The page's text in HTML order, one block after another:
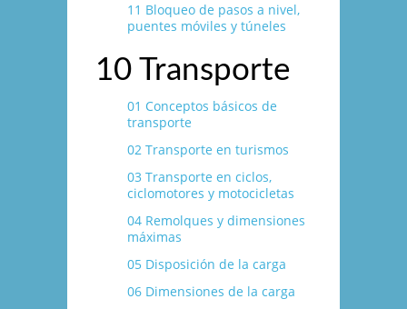
11 Bloqueo de pasos a nivel,
puentes móviles y túneles
10 Transporte
01 Conceptos básicos de
transporte
02 Transporte en turismos
03 Transporte en ciclos,
ciclomotores y motocicletas
04 Remolques y dimensiones
máximas
05 Disposición de la carga
06 Dimensiones de la carga